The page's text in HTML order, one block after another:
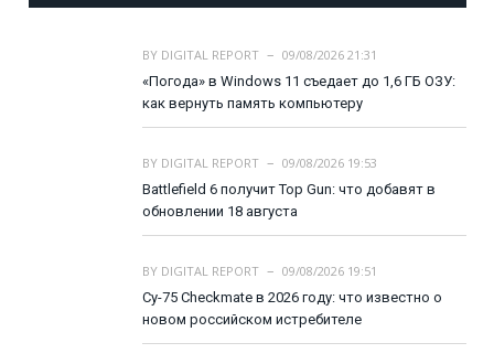
BY DIGITAL REPORT
09/08/2026 21:31
«Погода» в Windows 11 съедает до 1,6 ГБ ОЗУ:
как вернуть память компьютеру
BY DIGITAL REPORT
09/08/2026 19:53
Battlefield 6 получит Top Gun: что добавят в
обновлении 18 августа
BY DIGITAL REPORT
09/08/2026 19:51
Су-75 Checkmate в 2026 году: что известно о
новом российском истребителе